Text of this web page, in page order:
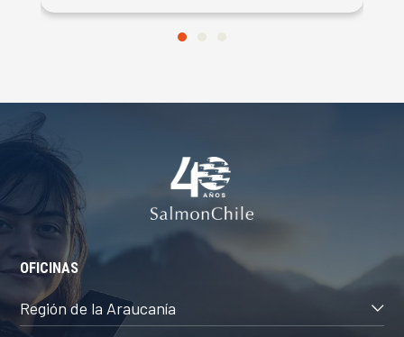
OFICINAS
Región de la Araucanía